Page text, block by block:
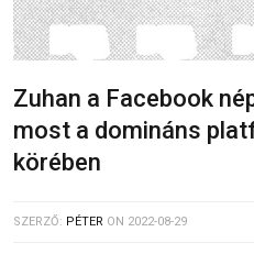
Zuhan a Facebook
most a domináns
körében
SZERZŐ: PÉTER ON 2022-08-29